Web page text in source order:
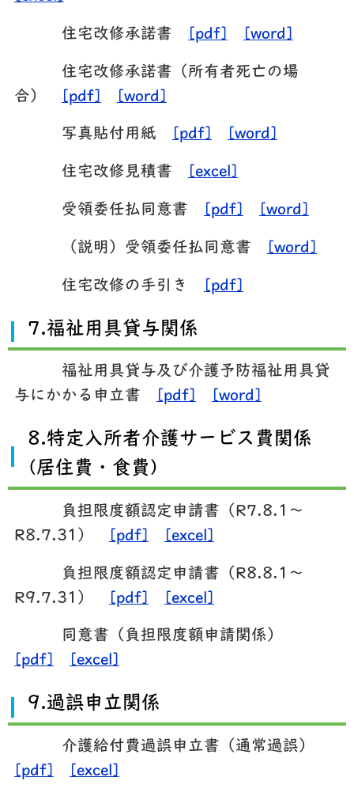
住宅改修承諾書 [pdf] [word]
住宅改修承諾書（所有者死亡の場
合）
[pdf] [word]
写真貼付用紙 [pdf] [word]
住宅改修見積書 [excel]
受領委任払同意書 [pdf] [word]
（説明）受領委任払同意書 [word]
住宅改修の手引き [pdf]
7.福祉用具貸与関係
福祉用具貸与及び介護予防福祉用具貸
与にかかる申立書
[pdf] [word]
8.特定入所者介護サービス費関係
(居住費・食費)
負担限度額認定申請書（R7.8.1～
R8.7.31）
[pdf] [excel]
負担限度額認定申請書（R8.8.1～
R9.7.31）
[pdf] [excel]
同意書（負担限度額申請関係）
[pdf]
[excel]
9.過誤申立関係
介護給付費過誤申立書（通常過誤）
[pdf]
[excel]